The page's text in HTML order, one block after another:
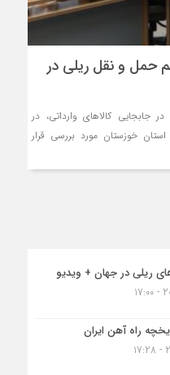
حمل و نقل ریلی در
جابجایی کالاهای وارداتی، در
خوزستان مورد بررسی قرار
ریلی در جهان + ویدیو
راه آهن ایران